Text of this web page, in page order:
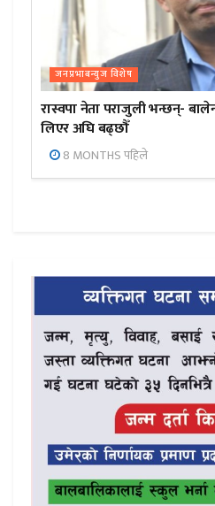
जनप्रभाबन्युज विशेष
रास्वपा नेता पराजुली भन्छन्-
लिएर अघि बढ्छौँ
8 MONTHS पहिले